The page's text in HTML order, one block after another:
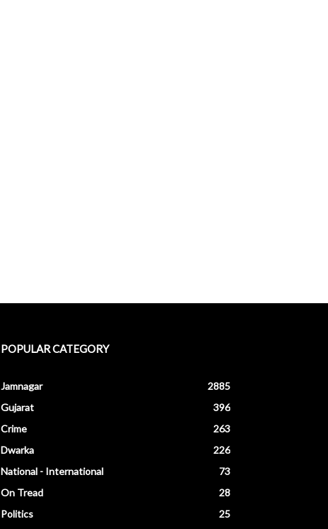
POPULAR CATEGORY
Jamnagar
2885
Gujarat
396
Crime
263
Dwarka
226
National - International
73
On Tread
28
Politics
25